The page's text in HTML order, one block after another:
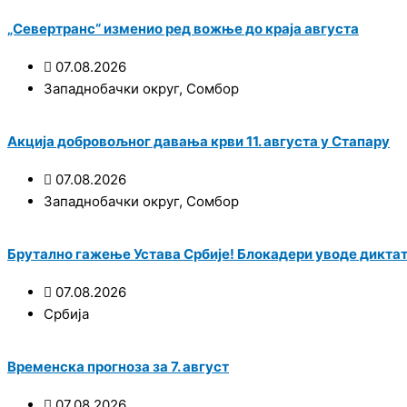
„Севертранс“ изменио ред вожње до краја августа
07.08.2026
Западнобачки округ, Сомбор
Акција добровољног давања крви 11. августа у Стапару
07.08.2026
Западнобачки округ, Сомбор
Брутално гажење Устава Србије! Блокадери уводе
07.08.2026
Србија
Временска прогноза за 7. август